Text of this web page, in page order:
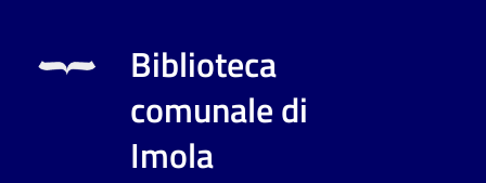
Scopri
Biblioteca
comunale di
Imola